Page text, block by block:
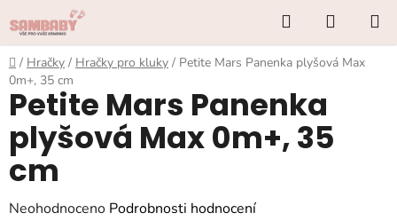
na
obsah
Hledat
KOŠÍK
Domů
/ Hračky / Hračky pro kluky / Petite Mars Panenka plyšová Max
0m+, 35 cm
Petite Mars Panenka
plyšová Max 0m+, 35
cm
Průměrné
Neohodnoceno Podrobnosti hodnocení